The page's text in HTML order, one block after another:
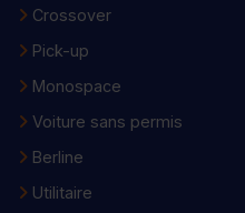
Crossover
Pick-up
Monospace
Voiture sans permis
Berline
Utilitaire